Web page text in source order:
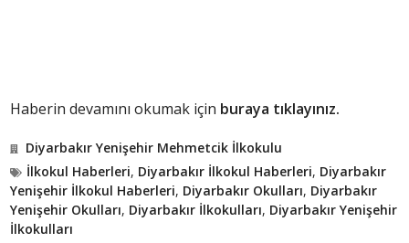
Haberin devamını okumak için buraya tıklayınız.
Diyarbakır Yenişehir Mehmetcik İlkokulu
İlkokul Haberleri, Diyarbakır İlkokul Haberleri, Diyarbakır
Yenişehir İlkokul Haberleri, Diyarbakır Okulları, Diyarbakır
Yenişehir Okulları, Diyarbakır İlkokulları, Diyarbakır Yenişehir
İlkokulları